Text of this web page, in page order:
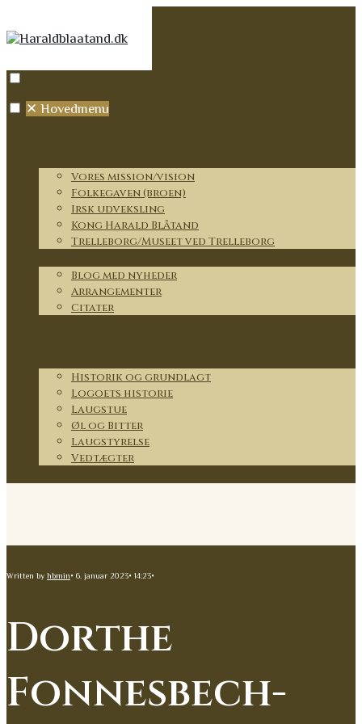
✕ Hovedmenu
Vores mission/vision
Folkegaven (broen)
Irsk udveksling
Kong Harald Blåtand
Trelleborg/Museet ved Trelleborg
Blog med nyheder
Arrangementer
Citater
Historik og grundlagt
Logoets historie
Laugstue
Øl og Bitter
Laugstyrelse
Vedtægter
Written by hbmin• 6. januar 2023• 14:23•
Dorthe
Fonnesbech-